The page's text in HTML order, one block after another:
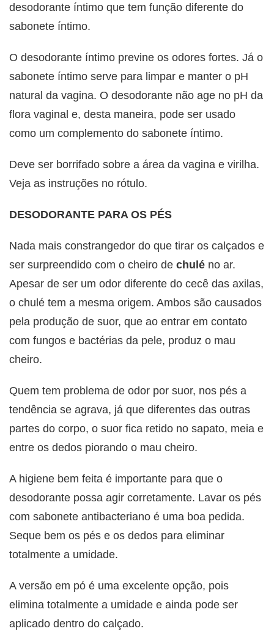
desodorante íntimo que tem função diferente do
sabonete íntimo.
O desodorante íntimo previne os odores fortes. Já o
sabonete íntimo serve para limpar e manter o pH
natural da vagina. O desodorante não age no pH da
flora vaginal e, desta maneira, pode ser usado
como um complemento do sabonete íntimo.
Deve ser borrifado sobre a área da vagina e virilha.
Veja as instruções no rótulo.
DESODORANTE PARA OS PÉS
Nada mais constrangedor do que tirar os calçados e
ser surpreendido com o cheiro de chulé no ar.
Apesar de ser um odor diferente do cecê das axilas,
o chulé tem a mesma origem. Ambos são causados
pela produção de suor, que ao entrar em contato
com fungos e bactérias da pele, produz o mau
cheiro.
Quem tem problema de odor por suor, nos pés a
tendência se agrava, já que diferentes das outras
partes do corpo, o suor fica retido no sapato, meia e
entre os dedos piorando o mau cheiro.
A higiene bem feita é importante para que o
desodorante possa agir corretamente. Lavar os pés
com sabonete antibacteriano é uma boa pedida.
Seque bem os pés e os dedos para eliminar
totalmente a umidade.
A versão em pó é uma excelente opção, pois
elimina totalmente a umidade e ainda pode ser
aplicado dentro do calçado.